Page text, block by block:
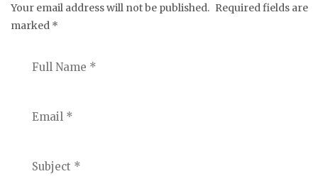
Your email address will not be published. Required fields are
marked *